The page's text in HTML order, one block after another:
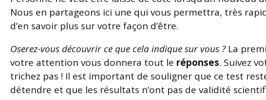
Nous en partageons ici une qui vous permettra, très
d’en savoir plus sur votre façon d’être.
Oserez-vous découvrir ce que cela indique sur vous ?La
votre attention vous donnera tout le réponses. Suivez
trichez pas ! Il est important de souligner que ce test
détendre et que les résultats n’ont pas de validité